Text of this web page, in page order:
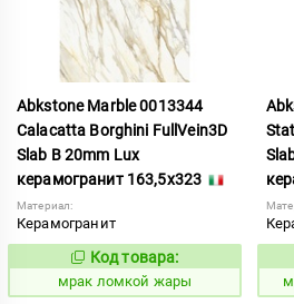
Abkstone Marble 0013344
Calacatta Borghini FullVein3D
Slab B 20mm Lux
керамогранит 163,5x323
Материал:
Керамогранит
1052900
Код товара:
мрак ломкой жары